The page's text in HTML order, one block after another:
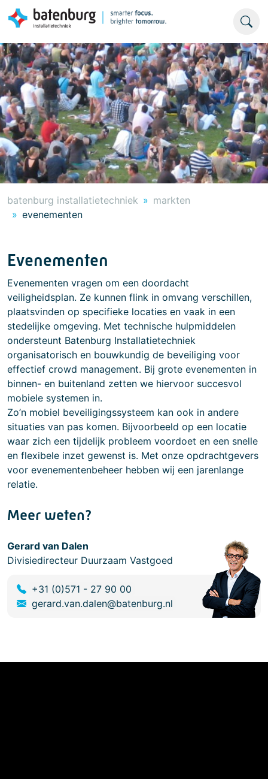
batenburg installatietechniek
markten
evenementen
Evenementen
Evenementen vragen om een doordacht
veiligheidsplan. Ze kunnen flink in omvang verschillen,
plaatsvinden op specifieke locaties en vaak in een
stedelijke omgeving. Met technische hulpmiddelen
ondersteunt Batenburg Installatietechniek
organisatorisch en bouwkundig de beveiliging voor
effectief crowd management. Bij grote evenementen in
binnen- en buitenland zetten we hiervoor succesvol
mobiele systemen in.
Zo’n mobiel beveiligingssysteem kan ook in andere
situaties van pas komen. Bijvoorbeeld op een locatie
waar zich een tijdelijk probleem voordoet en een snelle
en flexibele inzet gewenst is. Met onze opdrachtgevers
voor evenementenbeheer hebben wij een jarenlange
relatie.
Meer weten?
Gerard van Dalen
Divisiedirecteur Duurzaam Vastgoed
+31 (0)571 - 27 90 00
gerard.van.dalen@batenburg.nl